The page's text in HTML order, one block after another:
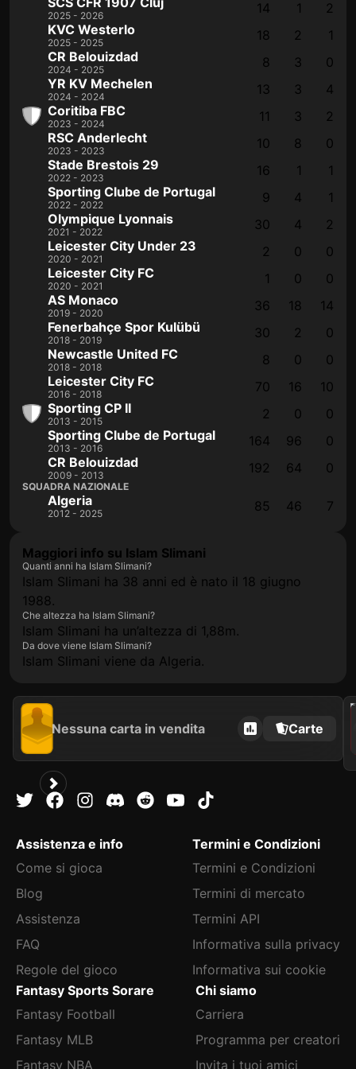
2025 - 2026 14 1
2
KVC Westerlo
2025 - 2025 18 2
1
CR Belouizdad
2024 - 2025 8 3
0
YR KV Mechelen
2024 - 2024 13 3
4
Coritiba FBC
2023 - 2024 11 3
2
RSC Anderlecht
2023 - 2023 10 8
0
Stade Brestois 29
2022 - 2023 16 1
1
Sporting Clube de Portugal
2022 - 2022 9 4
1
Olympique Lyonnais
2021 - 2022 30 4
2
Leicester City Under 23
2020 - 2021 2 0
0
Leicester City FC
2020 - 2021 1 0
0
AS Monaco
2019 - 2020 36 18
14
Fenerbahçe Spor Kulübü
2018 - 2019 30 2
0
Newcastle United FC
2018 - 2018 8 0
0
Leicester City FC
2016 - 2018 70 16
10
Sporting CP II
2013 - 2015 2 0
0
Sporting Clube de Portugal
2013 - 2016 164 96
0
CR Belouizdad
2009 - 2013 192 64 0
SQUADRA NAZIONALE
Algeria
2012 - 2025 85 46 7
Maggiori info su Islam Slimani
Quanti anni ha Islam Slimani?
Islam Slimani ha 38 anni ed è nato il 18 giugno
1988.
Che altezza ha Islam Slimani?
Islam Slimani ha un’altezza di 1,88m.
Da dove viene Islam Slimani?
Islam Slimani viene da Algeria.
Nessuna carta in vendita Carte
2021
Assistenza e info
Come si gioca
Blog
Assistenza
FAQ
Regole del gioco
Termini e Condizioni
Termini e Condizioni
Termini di mercato
Termini API
Informativa sulla privacy
Informativa sui cookie
Fantasy Sports Sorare
Fantasy Football
Fantasy MLB
Fantasy NBA
Chi siamo
Carriera
Programma per creatori
Invita i tuoi amici